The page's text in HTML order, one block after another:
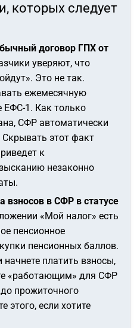
которых следует
договор ГПХ от
уверяют, что
Это не так.
ежемесячную
ЕФС-1. Как только
СФР автоматически
этот факт
к
незаконно
взносов в СФР в статусе
«Мой налог» есть
пенсионное
пенсионных баллов.
платить взносы,
«работающим» для СФР
прожиточного
этого, если хотите